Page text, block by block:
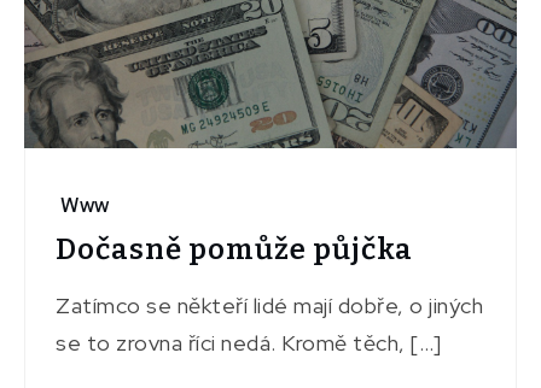
Www
Dočasně pomůže půjčka
Zatímco se někteří lidé mají dobře, o jiných
se to zrovna říci nedá. Kromě těch, […]